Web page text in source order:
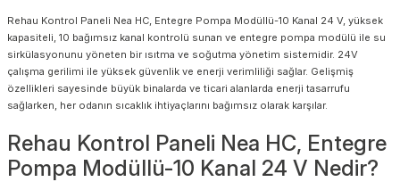
Rehau Kontrol Paneli Nea HC, Entegre Pompa Modüllü-10 Kanal 24 V, yüksek
kapasiteli, 10 bağımsız kanal kontrolü sunan ve entegre pompa modülü ile su
sirkülasyonunu yöneten bir ısıtma ve soğutma yönetim sistemidir. 24V
çalışma gerilimi ile yüksek güvenlik ve enerji verimliliği sağlar. Gelişmiş
özellikleri sayesinde büyük binalarda ve ticari alanlarda enerji tasarrufu
sağlarken, her odanın sıcaklık ihtiyaçlarını bağımsız olarak karşılar.
Rehau Kontrol Paneli Nea HC, Entegre
Pompa Modüllü-10 Kanal 24 V Nedir?